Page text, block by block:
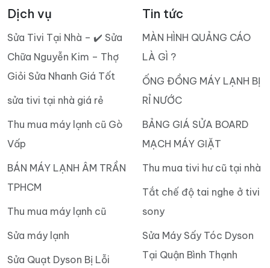
Dịch vụ
Sửa Tivi Tại Nhà – ✔️ Sửa
Chữa Nguyễn Kim – Thợ
Giỏi Sửa Nhanh Giá Tốt
sửa tivi tại nhà giá rẻ
Thu mua máy lạnh cũ Gò
Vấp
BÁN MÁY LẠNH ÂM TRẦN
TPHCM
Thu mua máy lạnh cũ
Sửa máy lạnh
Sửa Quạt Dyson Bị Lỗi
Tin tức
MÀN HÌNH QUẢNG CÁO
LÀ GÌ ?
ỐNG ĐỒNG MÁY LẠNH BỊ
RỈ NƯỚC
BẢNG GIÁ SỬA BOARD
MẠCH MÁY GIẶT
Thu mua tivi hư cũ tại nhà
Tắt chế độ tai nghe ở tivi
sony
Sửa Máy Sấy Tóc Dyson
Tại Quận Bình Thạnh